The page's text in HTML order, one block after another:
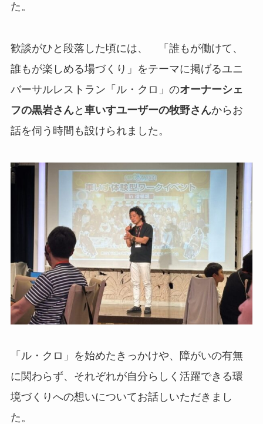
た。
歓談がひと段落した頃には、 「誰もが働けて、
誰もが楽しめる場づくり」をテーマに掲げるユニ
バーサルレストラン「ル・クロ」のオーナーシェ
フの黒岩さんと 車いすユーザーの牧野さんからお
話を伺う時間も設けられました。
「ル・クロ」を始めたきっかけや、障がいの有無
に関わらず、それぞれが自分らしく活躍できる環
境づくりへの想いについてお話しいただきまし
た。